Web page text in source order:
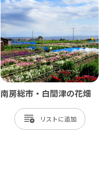
南房総市・白間津の花畑
リスト